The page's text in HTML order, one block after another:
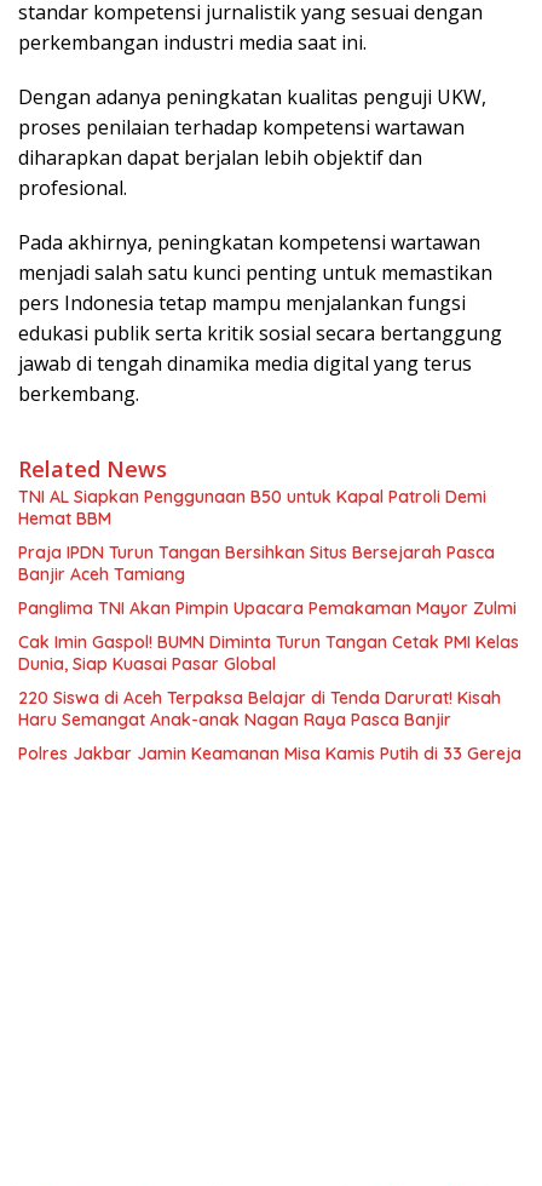
standar kompetensi jurnalistik yang sesuai dengan
perkembangan industri media saat ini.
Dengan adanya peningkatan kualitas penguji UKW,
proses penilaian terhadap kompetensi wartawan
diharapkan dapat berjalan lebih objektif dan
profesional.
Pada akhirnya, peningkatan kompetensi wartawan
menjadi salah satu kunci penting untuk memastikan
pers Indonesia tetap mampu menjalankan fungsi
edukasi publik serta kritik sosial secara bertanggung
jawab di tengah dinamika media digital yang terus
berkembang.
Related News
TNI AL Siapkan Penggunaan B50 untuk Kapal Patroli Demi
Hemat BBM
Praja IPDN Turun Tangan Bersihkan Situs Bersejarah Pasca
Banjir Aceh Tamiang
Panglima TNI Akan Pimpin Upacara Pemakaman Mayor Zulmi
Cak Imin Gaspol! BUMN Diminta Turun Tangan Cetak PMI Kelas
Dunia, Siap Kuasai Pasar Global
220 Siswa di Aceh Terpaksa Belajar di Tenda Darurat! Kisah
Haru Semangat Anak-anak Nagan Raya Pasca Banjir
Polres Jakbar Jamin Keamanan Misa Kamis Putih di 33 Gereja